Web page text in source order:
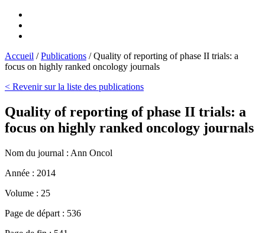
Accueil /Publications /Quality of reporting of phase II trials: a
focus on highly ranked oncology journals
< Revenir sur la liste des publications
Quality of reporting of phase II trials: a
focus on highly ranked oncology journals
Nom du journal : Ann Oncol
Année : 2014
Volume : 25
Page de départ : 536